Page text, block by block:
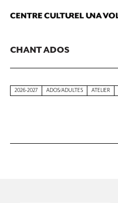
CHANT ADOS
2026-2027 ADOS/ADULTES ATELIER